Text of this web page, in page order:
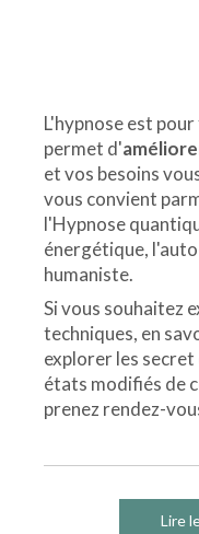
L'hypnose est
permet d'
et vos besoins
vous convient
l'Hypnose
énergétique,
humaniste.
Si vous souhaitez
techniques, en
explorer les
états modifiés de
prenez rendez-
Lire